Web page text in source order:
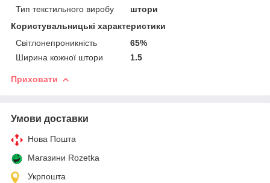
Тип текстильного виробу
штори
Користувальницькі характеристики
Світлонепроникність
65%
Ширина кожної штори
1.5
Приховати
Умови доставки
Нова Пошта
Магазини Rozetka
Укрпошта